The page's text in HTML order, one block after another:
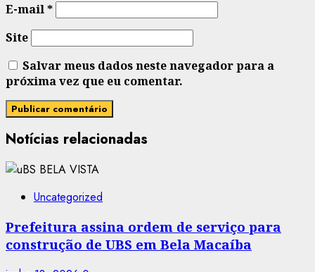
E-mail*
Site
Salvar meus dados neste navegador para a
próxima vez que eu comentar.
Notícias relacionadas
Uncategorized
Prefeitura assina ordem de serviço para
construção de UBS em Bela Macaíba